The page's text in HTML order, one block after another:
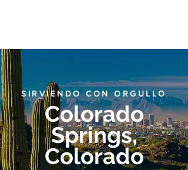
SIRVIENDO CON ORGULLO
Colorado
Springs,
Colorado